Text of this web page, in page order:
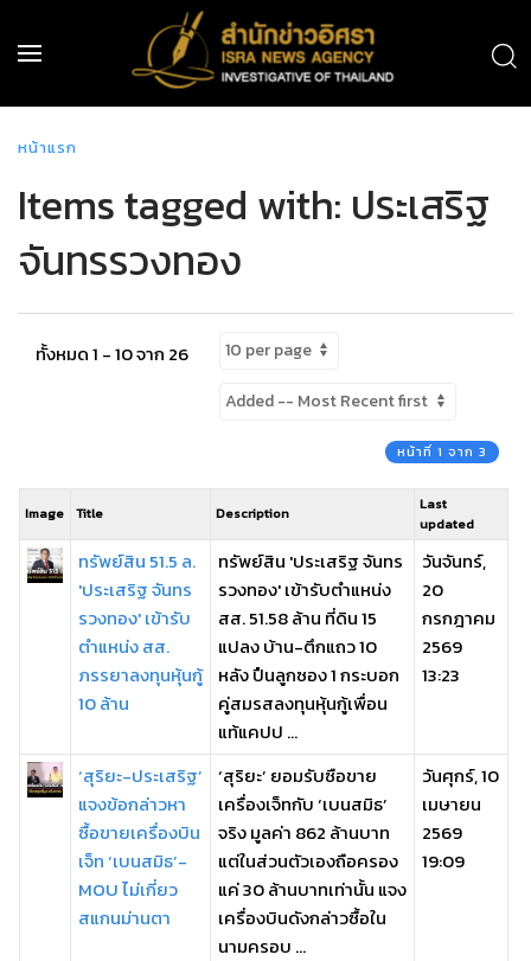
หน้าแรก
Items tagged with: ประเสริฐ
จันทรรวงทอง
ทั้งหมด 1 - 10 จาก 26
หน้าที่ 1 จาก 3
Image Title Description
Last
updated
ทรัพย์สิน 51.5 ล.
'ประเสริฐ จันทร
รวงทอง' เข้ารับ
ตำแหน่ง สส.
ภรรยาลงทุนหุ้นกู้
10 ล้าน
ทรัพย์สิน 'ประเสริฐ จันทร
รวงทอง' เข้ารับตำแหน่ง
สส. 51.58 ล้าน ที่ดิน 15
แปลง บ้าน-ตึกแถว 10
หลัง ปืนลูกซอง 1 กระบอก
คู่สมรสลงทุนหุ้นกู้เพื่อน
แท้แคปป ...
วันจันทร์,
20
กรกฎาคม
2569
13:23
‘สุริยะ-ประเสริฐ’
แจงข้อกล่าวหา
ซื้อขายเครื่องบิน
เจ็ท ‘เบนสมิธ’-
MOU ไม่เกี่ยว
สแกนม่านตา
‘สุริยะ’ ยอมรับซือขาย
เครื่องเจ็ทกับ ‘เบนสมิธ’
จริง มูลค่า 862 ล้านบาท
แต่ในส่วนตัวเองถือครอง
แค่ 30 ล้านบาทเท่านั้น แจง
เครื่องบินดังกล่าวซื้อใน
นามครอบ ...
วันศุกร์, 10
เมษายน
2569
19:09